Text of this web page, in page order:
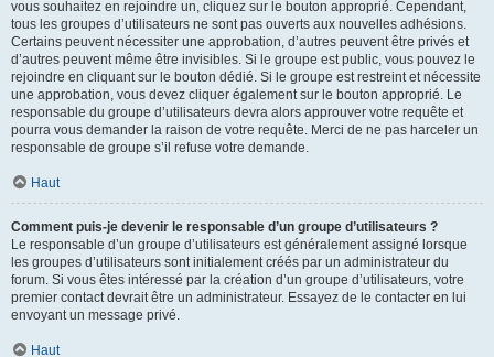
vous souhaitez en rejoindre un, cliquez sur le bouton approprié. Cependant,
tous les groupes d’utilisateurs ne sont pas ouverts aux nouvelles adhésions.
Certains peuvent nécessiter une approbation, d’autres peuvent être privés et
d’autres peuvent même être invisibles. Si le groupe est public, vous pouvez le
rejoindre en cliquant sur le bouton dédié. Si le groupe est restreint et nécessite
une approbation, vous devez cliquer également sur le bouton approprié. Le
responsable du groupe d’utilisateurs devra alors approuver votre requête et
pourra vous demander la raison de votre requête. Merci de ne pas harceler un
responsable de groupe s’il refuse votre demande.
Haut
Comment puis-je devenir le responsable d’un groupe d’utilisateurs ?
Le responsable d’un groupe d’utilisateurs est généralement assigné lorsque
les groupes d’utilisateurs sont initialement créés par un administrateur du
forum. Si vous êtes intéressé par la création d’un groupe d’utilisateurs, votre
premier contact devrait être un administrateur. Essayez de le contacter en lui
envoyant un message privé.
Haut